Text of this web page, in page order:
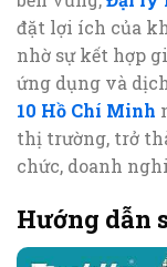
đặt lợi ích của
nhờ sự kết hợp
ứng dụng và
10 Hồ Chí Minh
thị trường, trở
chức, doanh
Hướng dẫn